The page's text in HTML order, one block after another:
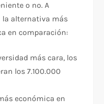
o no. A
alternativa más
en comparación:
más cara, los
los 7.100.000
económica en